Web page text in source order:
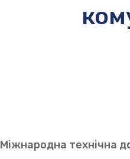
Міжнародна технічна